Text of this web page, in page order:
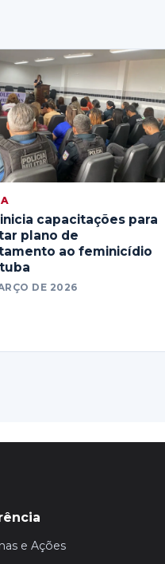
capacitações para
plano de
ao feminicídio
DE 2026
e Ações